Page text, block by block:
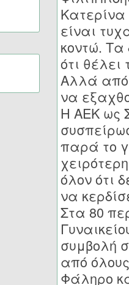
Κατερίνα
είναι
κοντώ. Τα
ότι θέλει
Αλλά από
να
Η ΑΕΚ ως
παρά το
όλον ότι
να
Στα 80
συμβολή
από
Φάληρο